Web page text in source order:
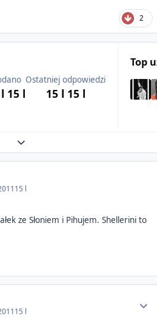
2
15 l
Ostatniej odpowiedzi
15 l 15 l
Top
Expand topic overview
15 l
ze Słoniem i Pihujem. Shellerini to
15 l